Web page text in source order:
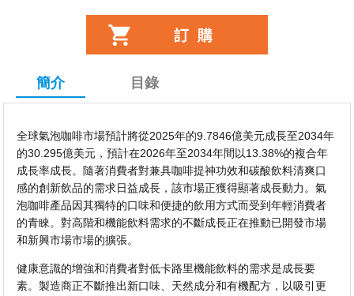
簡介 目錄
全球氣泡咖啡市場預計將從2025年的9.7846億美元成長至2034年
的30.295億美元，預計在2026年至2034年間以13.38%的複合年
成長率成長。隨著消費者對兼具咖啡提神功效和碳酸飲料清爽口
感的創新飲品的需求日益成長，該市場正獲得顯著成長動力。氣
泡咖啡產品因其獨特的口味和便捷的飲用方式而受到年輕消費者
的青睞。對高階和機能飲料需求的不斷成長正在推動已開發市場
和新興市場市場的擴張。
健康意識的增強和消費者對低卡路里機能飲料的需求是成長要
素。製造商正不斷推出新口味、天然成分和有機配方，以吸引更